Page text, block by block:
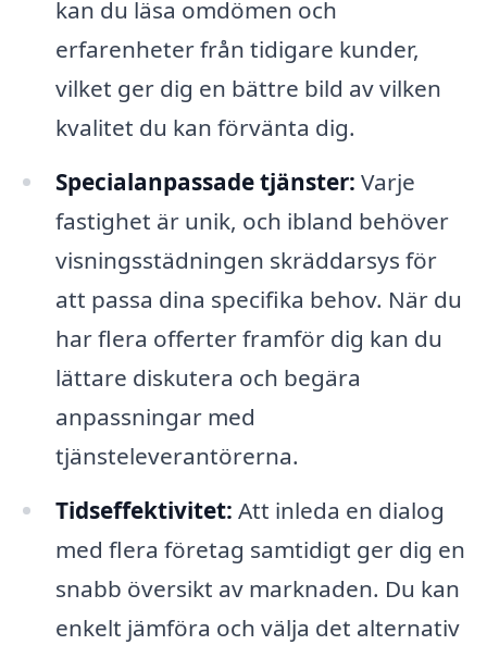
kan du läsa omdömen och
erfarenheter från tidigare kunder,
vilket ger dig en bättre bild av vilken
kvalitet du kan förvänta dig.
Specialanpassade tjänster: Varje
fastighet är unik, och ibland behöver
visningsstädningen skräddarsys för
att passa dina specifika behov. När du
har flera offerter framför dig kan du
lättare diskutera och begära
anpassningar med
tjänsteleverantörerna.
Tidseffektivitet: Att inleda en dialog
med flera företag samtidigt ger dig en
snabb översikt av marknaden. Du kan
enkelt jämföra och välja det alternativ